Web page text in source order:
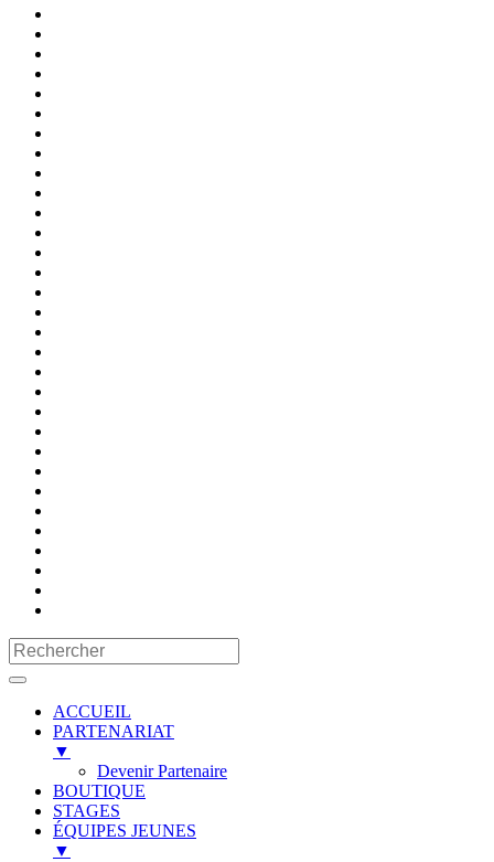
ACCUEIL
PARTENARIAT
▼
Devenir Partenaire
BOUTIQUE
STAGES
ÉQUIPES JEUNES
▼